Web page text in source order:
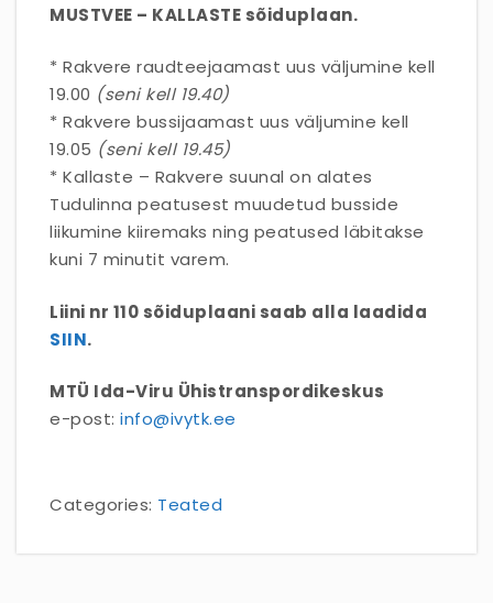
MUSTVEE – KALLASTE sõiduplaan.
* Rakvere raudteejaamast uus väljumine kell
19.00 (seni kell 19.40)
* Rakvere bussijaamast uus väljumine kell
19.05 (seni kell 19.45)
* Kallaste – Rakvere suunal on alates
Tudulinna peatusest muudetud busside
liikumine kiiremaks ning peatused läbitakse
kuni 7 minutit varem.
Liini nr 110 sõiduplaani saab alla laadida
SIIN.
MTÜ Ida-Viru Ühistranspordikeskus
e-post: info@ivytk.ee
Categories: Teated